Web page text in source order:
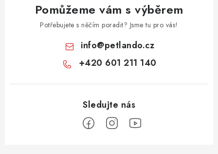
Pomůžeme vám s výběrem
Potřebujete s něčím poradit? Jsme tu pro vás!
info@petlando.cz
+420 601 211 140